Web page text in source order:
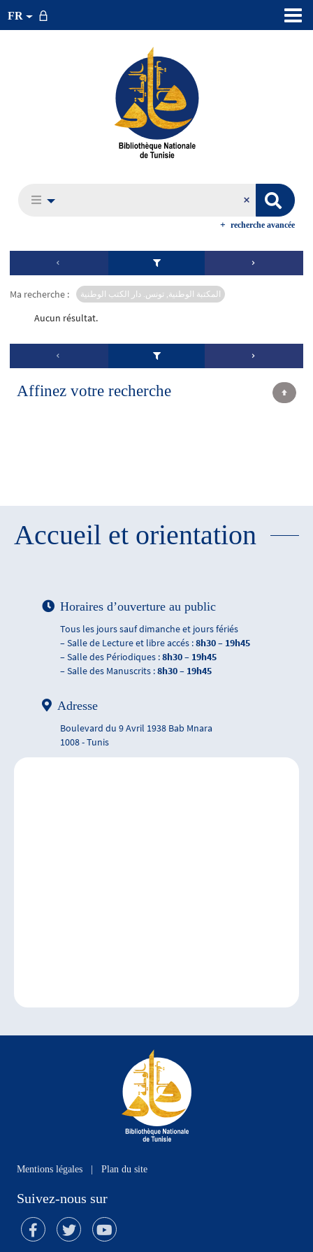
FR
recherche avancée
Ma recherche : المكتبة الوطنية, تونس. دار الكتب الوطنية
Aucun résultat.
Affinez votre recherche
Accueil et orientation
Horaires d’ouverture au public
Tous les jours sauf dimanche et jours fériés
– Salle de Lecture et libre accés :8h30 – 19h45
– Salle des Périodiques :8h30 – 19h45
– Salle des Manuscrits :8h30 – 19h45
Adresse
Boulevard du 9 Avril 1938 Bab Mnara
1008 - Tunis
Mentions légales Plan du site
Suivez-nous sur